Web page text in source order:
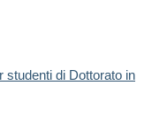
studenti di Dottorato in